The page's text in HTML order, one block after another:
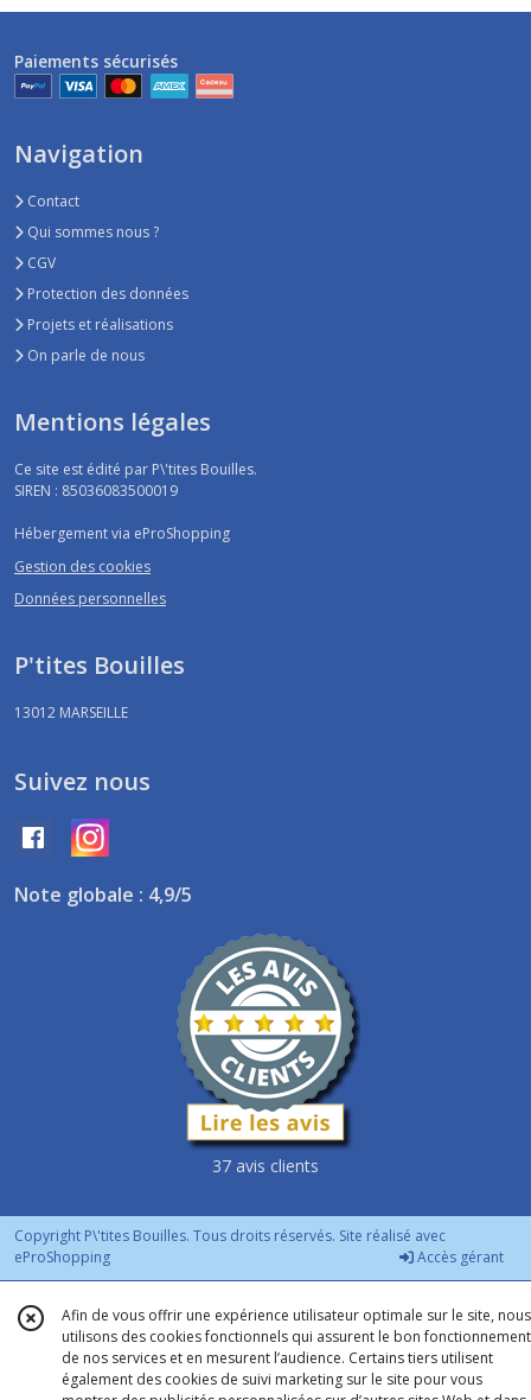
Paiements sécurisés
Navigation
Contact
Qui sommes nous ?
CGV
Protection des données
Projets et réalisations
On parle de nous
Mentions légales
Ce site est édité par P\'tites Bouilles.
SIREN : 85036083500019
Hébergement via eProShopping
Gestion des cookies
Données personnelles
P'tites Bouilles
13012 MARSEILLE
Suivez nous
Note globale : 4,9/5
37 avis clients
Copyright P\'tites Bouilles. Tous droits réservés. Site réalisé avec
eProShopping
Accès gérant
Afin de vous offrir une expérience utilisateur optimale sur le site, nous
utilisons des cookies fonctionnels qui assurent le bon fonctionnement
de nos services et en mesurent l’audience. Certains tiers utilisent
également des cookies de suivi marketing sur le site pour vous